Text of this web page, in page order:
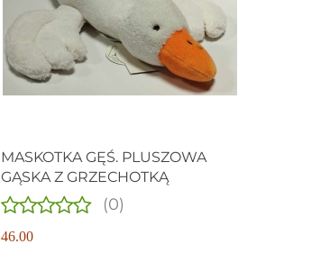
MASKOTKA GĘŚ. PLUSZOWA
GĄSKA Z GRZECHOTKĄ
(0)
46.00